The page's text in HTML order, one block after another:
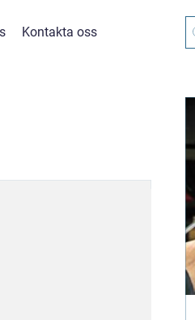
Kontakta oss